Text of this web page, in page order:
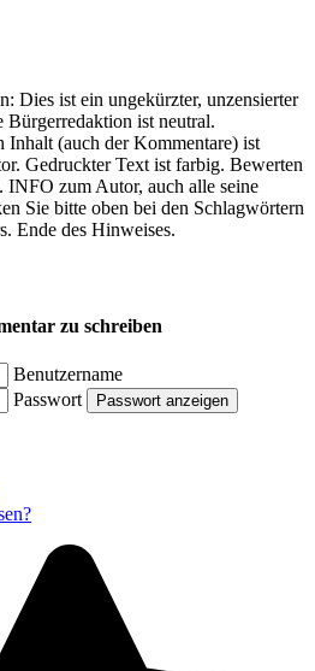
Dies ist ein ungekürzter, unzensierter
ist neutral.
Inhalt (auch der Kommentare) ist
Gedruckter Text ist farbig. Bewerten
INFO zum Autor, auch alle seine
Sie bitte oben bei den Schlagwörtern
Ende des Hinweises.
zu schreiben
Benutzername
Passwort
Passwort anzeigen